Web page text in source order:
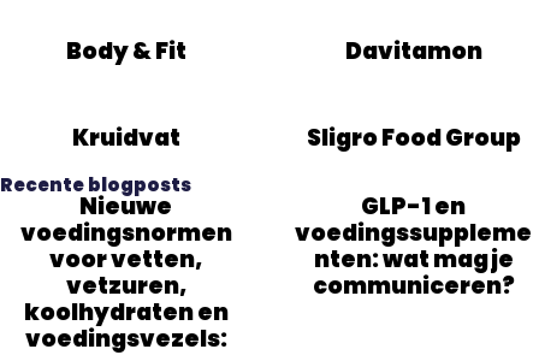
Body & Fit Davitamon
Kruidvat Sligro Food Group
Recente blogposts
Nieuwe
voedingsnormen
voor vetten,
vetzuren,
koolhydraten en
voedingsvezels:
GLP-1 en
voedingssuppleme
nten: wat mag je
communiceren?